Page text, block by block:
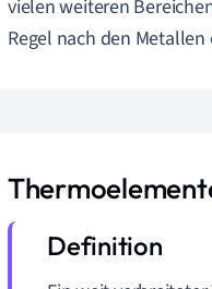
vielen weiteren
Regel nach den